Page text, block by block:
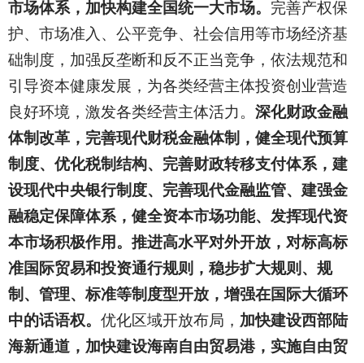
市场体系，加快构建全国统一大市场。 完善产权保
护、市场准入、公平竞争、社会信用等市场经济基
础制度，加强反垄断和反不正当竞争，依法规范和
引导资本健康发展，为各类经营主体投资创业营造
良好环境，激发各类经营主体活力。 深化财政金融
体制改革，完善现代财税金融体制，健全现代预算
制度、优化税制结构、完善财政转移支付体系，建
设现代中央银行制度、完善现代金融监管、建强金
融稳定保障体系，健全资本市场功能、发挥现代资
本市场积极作用。推进高水平对外开放，对标高标
准国际贸易和投资通行规则，稳步扩大规则、规
制、管理、标准等制度型开放，增强在国际大循环
中的话语权。 优化区域开放布局， 加快建设西部陆
海新通道，加快建设海南自由贸易港，实施自由贸